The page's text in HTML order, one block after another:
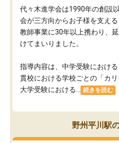
代々木進学会は1990年の創設
会が三方向からお子様を支え
教師事業に30年以上携わり、
けてまいりました。
指導内容は、中学受験におけ
貫校における学校ごとの「カ
大学受験における...
続きを読む
野州平川駅